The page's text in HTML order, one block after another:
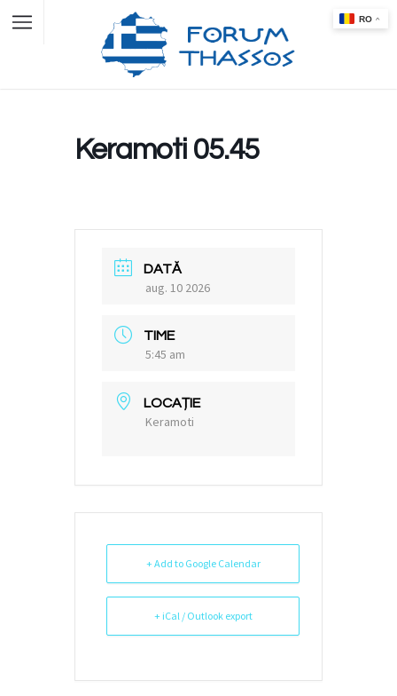
Keramoti 05.45
DATĂ
aug. 10 2026
TIME
5:45 am
LOCAȚIE
Keramoti
+ Add to Google Calendar
+ iCal / Outlook export